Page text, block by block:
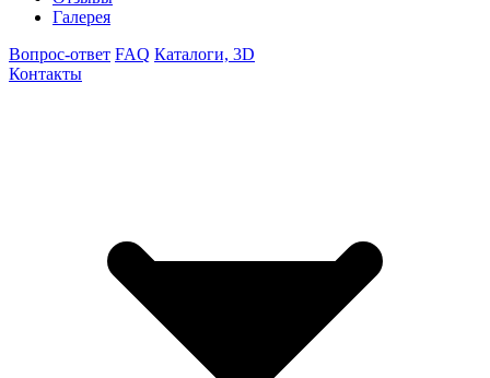
Галерея
Вопрос-ответ FAQ Каталоги, 3D
Контакты